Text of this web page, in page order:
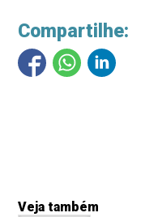
Compartilhe:
Veja também